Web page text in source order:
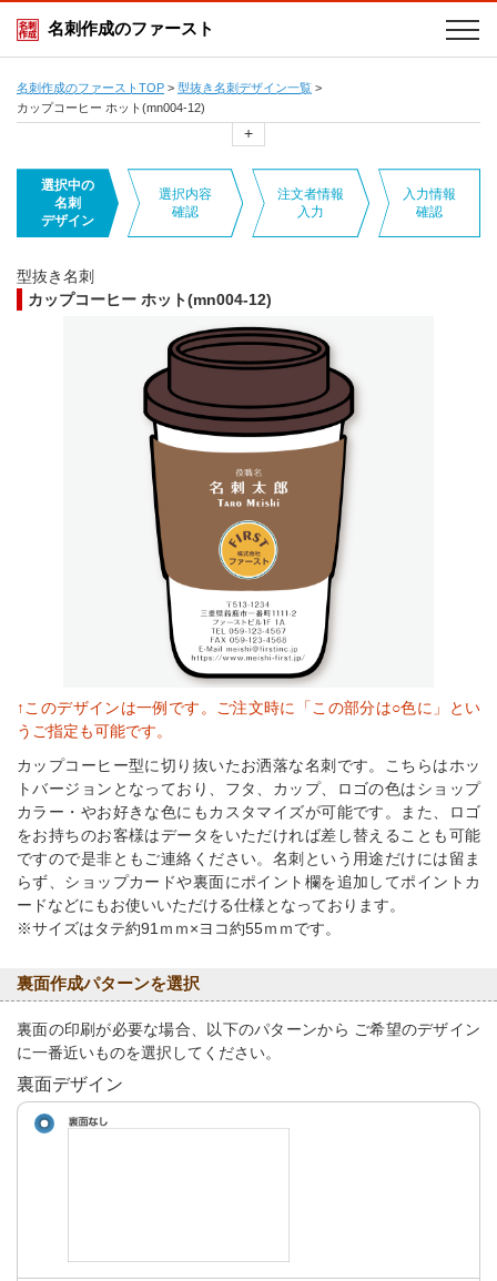
名刺作成のファースト
名刺作成のファーストTOP > 型抜き名刺デザイン一覧 >
カップコーヒー ホット(mn004-12)
+
選択中の
名刺
デザイン
選択内容
確認
注文者情報
入力
入力情報
確認
型抜き名刺
カップコーヒー ホット(mn004-12)
↑このデザインは一例です。ご注文時に「この部分は○色に」とい
うご指定も可能です。
カップコーヒー型に切り抜いたお洒落な名刺です。こちらはホッ
トバージョンとなっており、フタ、カップ、ロゴの色はショップ
カラー・やお好きな色にもカスタマイズが可能です。また、ロゴ
をお持ちのお客様はデータをいただければ差し替えることも可能
ですので是非ともご連絡ください。名刺という用途だけには留ま
らず、ショップカードや裏面にポイント欄を追加してポイントカ
ードなどにもお使いいただける仕様となっております。
※サイズはタテ約91ｍｍ×ヨコ約55ｍｍです。
裏面作成パターンを選択
裏面の印刷が必要な場合、以下のパターンから ご希望のデザイン
に一番近いものを選択してください。
裏面デザイン